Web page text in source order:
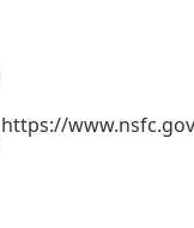
https://